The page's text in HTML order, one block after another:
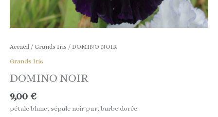
Accueil / Grands Iris / DOMINO NOIR
Grands Iris
DOMINO NOIR
9,00 €
pétale blanc; sépale noir pur; barbe dorée.